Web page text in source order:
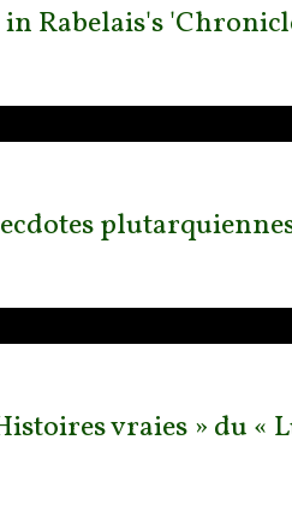
Rabelais's
vraies » du